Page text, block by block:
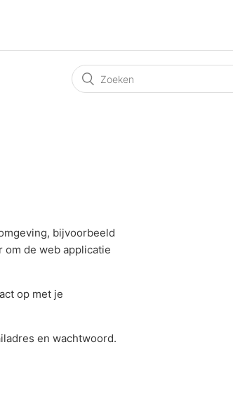
bijvoorbeeld
om de web applicatie
op met je
en wachtwoord.